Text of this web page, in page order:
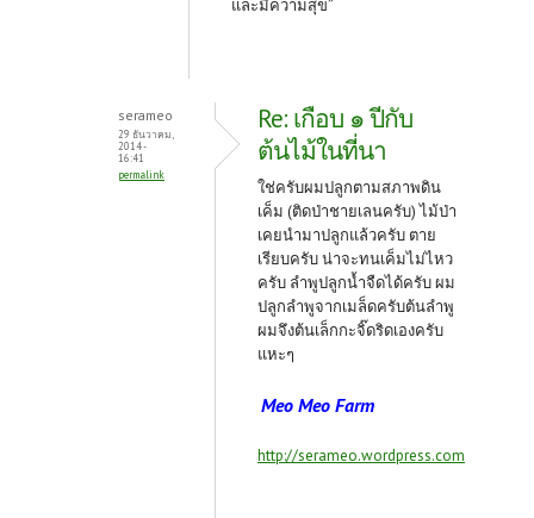
และมีความสุข”
serameo
29 ธันวาคม,
2014 -
16:41
permalink
Re: เกือบ ๑ ปีกับ
ต้นไม้ในที่นา
ใช่ครับผมปลูกตามสภาพดิน
เค็ม (ติดป่าชายเลนครับ) ไม้ป่า
เคยนำมาปลูกแล้วครับ ตาย
เรียบครับ น่าจะทนเค็มไม่ไหว
ครับ ลำพูปลูกน้ำจืดได้ครับ ผม
ปลูกลำพูจากเมล็ดครับต้นลำพู
ผมจึงต้นเล็กกะจิ๊ดริดเองครับ
แหะๆ
Meo Meo Farm
http://serameo.wordpress.com